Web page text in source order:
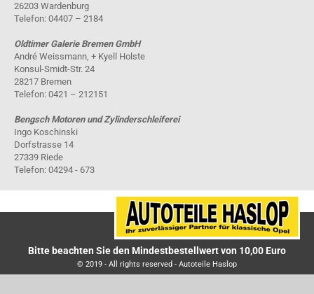
26203 Wardenburg
Telefon: 04407 – 2184
Oldtimer Galerie Bremen GmbH
André Weissmann, + Kyell Holste
Konsul-Smidt-Str. 24
28217 Bremen
Telefon: 0421 – 212151
Bengsch Motoren und Zylinderschleiferei
Ingo Koschinski
Dorfstrasse 14
27339 Riede
Telefon: 04294 - 673
Bitte beachten Sie den Mindestbestellwert von 10,00 Euro
© 2019 - All rights reserved - Autoteile Haslop